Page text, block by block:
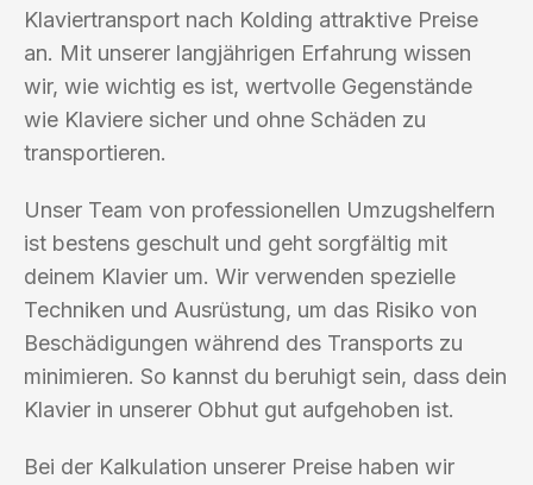
Klaviertransport nach Kolding attraktive Preise
an. Mit unserer langjährigen Erfahrung wissen
wir, wie wichtig es ist, wertvolle Gegenstände
wie Klaviere sicher und ohne Schäden zu
transportieren.
Unser Team von professionellen Umzugshelfern
ist bestens geschult und geht sorgfältig mit
deinem Klavier um. Wir verwenden spezielle
Techniken und Ausrüstung, um das Risiko von
Beschädigungen während des Transports zu
minimieren. So kannst du beruhigt sein, dass dein
Klavier in unserer Obhut gut aufgehoben ist.
Bei der Kalkulation unserer Preise haben wir